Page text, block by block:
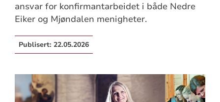
ansvar for konfirmantarbeidet i både Nedre
Eiker og Mjøndalen menigheter.
Publisert: 22.05.2026